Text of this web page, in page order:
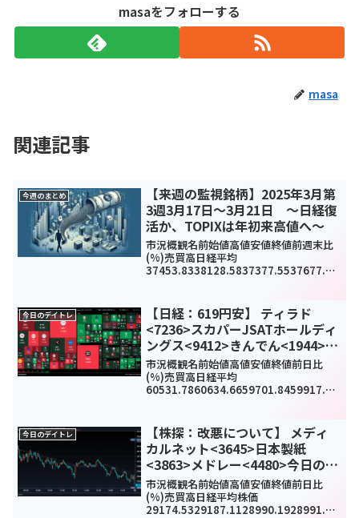
masaをフォローする
masa
関連記事
今週のまとめ
【来週の監視銘柄】2025年3月第
3週3月17日～3月21日 ～日経復
活か、TOPIXは年初来高値へ～
市況概観名前始値高値安値終値前週末比
(%)売買高日経平均
37453.8338128.5837377.5537677.06
今日のデイトレ
【日経：619円安】 ティラド
<7236>スカパーJSATホールディ
ングス<9412>きんでん<1944>今
日のデイトレ4月28日
市況概観名前始値高値安値終値前日比
(%)売買高日経平均
60531.7860634.6659701.8459917.46
937413772.1936.91(0.99%)2916...
今日のデイトレ
【株探：改悪について】 メディ
カルネット<3645>日本製紙
<3863>メドレー<4480>今日のデ
イトレ4月27日
市況概観名前始値高値安値終値前日比
(%)売買高日経平均株価
29174.5329187.1128990.1928991.89